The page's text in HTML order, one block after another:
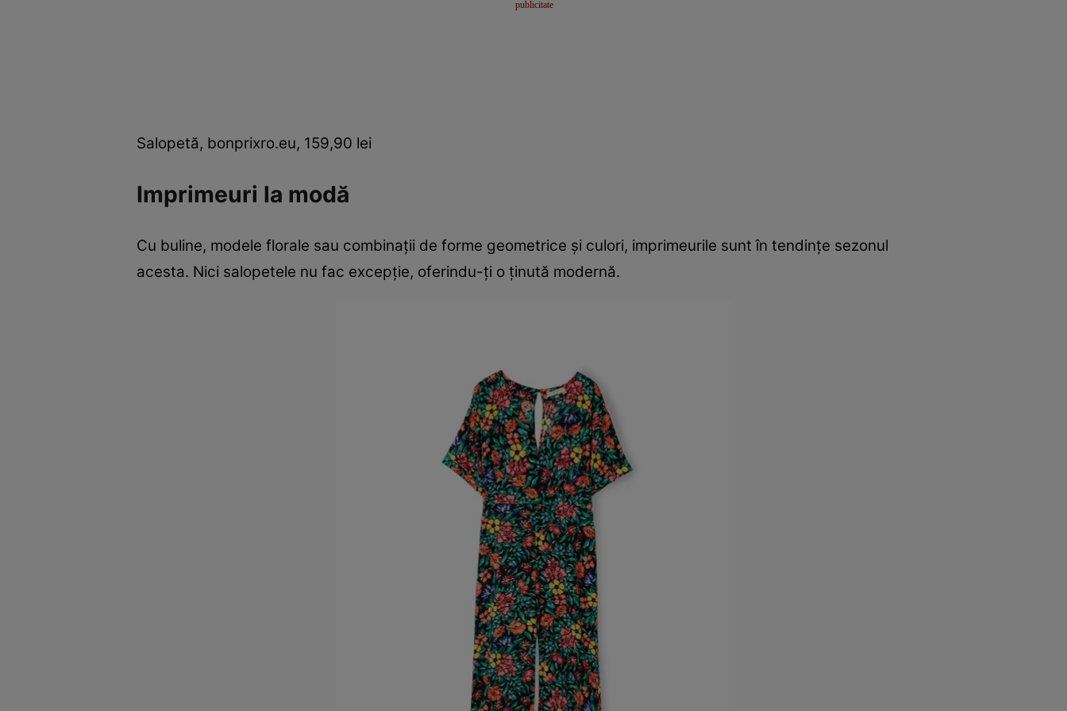
Salopetă, bonprixro.eu, 159,90 lei
Imprimeuri la modă
Cu buline, modele florale sau combinaţii de forme geometrice şi culori, imprimeurile sunt în tendinţe sezonul
acesta. Nici salopetele nu fac excepţie, oferindu-ţi o ţinută modernă.